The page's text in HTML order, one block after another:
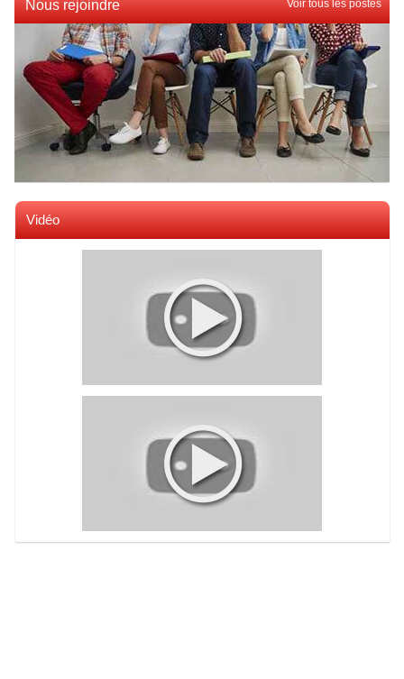
Nous rejoindre Voir tous les postes
Vidéo